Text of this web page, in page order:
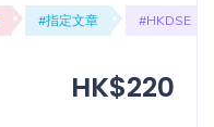
#指定文章 #HKDSE
HK$220